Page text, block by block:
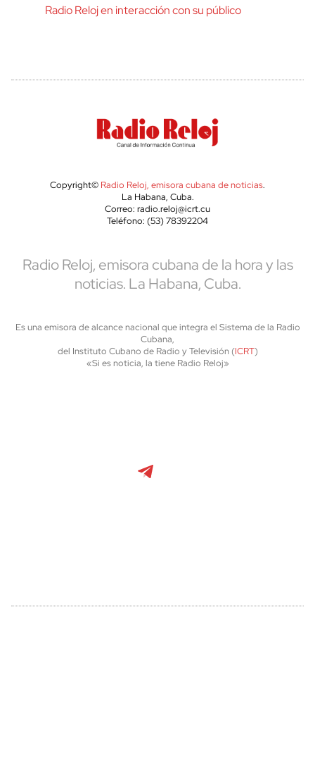
Radio Reloj en interacción con su público
Copyright© Radio Reloj, emisora cubana de noticias.
La Habana, Cuba.
Correo: radio.reloj@icrt.cu
Teléfono: (53) 78392204
Radio Reloj, emisora cubana de la hora y las
noticias. La Habana, Cuba.
Es una emisora de alcance nacional que integra el Sistema de la Radio
Cubana,
del Instituto Cubano de Radio y Televisión (ICRT)
«Si es noticia, la tiene Radio Reloj»